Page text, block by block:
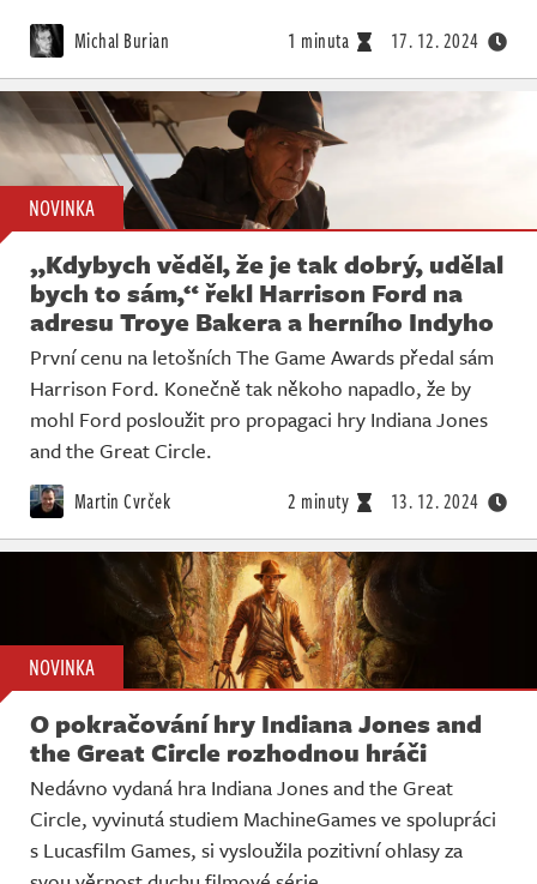
Michal Burian 1 minuta 17. 12. 2024
NOVINKA
„Kdybych věděl, že je tak dobrý, udělal
bych to sám,“ řekl Harrison Ford na
adresu Troye Bakera a herního Indyho
První cenu na letošních The Game Awards předal sám
Harrison Ford. Konečně tak někoho napadlo, že by
mohl Ford posloužit pro propagaci hry Indiana Jones
and the Great Circle.
Martin Cvrček 2 minuty 13. 12. 2024
NOVINKA
O pokračování hry Indiana Jones and
the Great Circle rozhodnou hráči
Nedávno vydaná hra Indiana Jones and the Great
Circle, vyvinutá studiem MachineGames ve spolupráci
s Lucasfilm Games, si vysloužila pozitivní ohlasy za